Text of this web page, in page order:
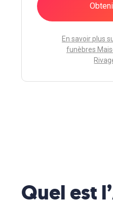
En savoir plus
funèbres
Quel est